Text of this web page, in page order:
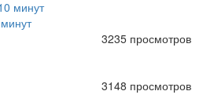
3235 просмотров
3148 просмотров